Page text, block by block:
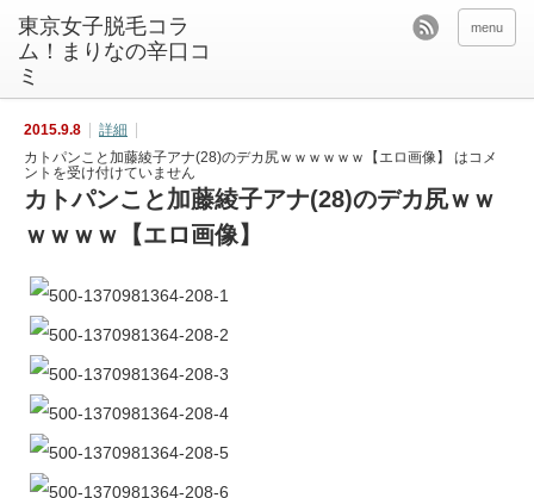
東京女子脱毛コラ
ム！まりなの辛口コ
ミ
menu
2015.9.8
詳細
カトパンこと加藤綾子アナ(28)のデカ尻ｗｗｗｗｗｗ【エロ画像】 はコメ
ントを受け付けていません
カトパンこと加藤綾子アナ(28)のデカ尻ｗｗ
ｗｗｗｗ【エロ画像】